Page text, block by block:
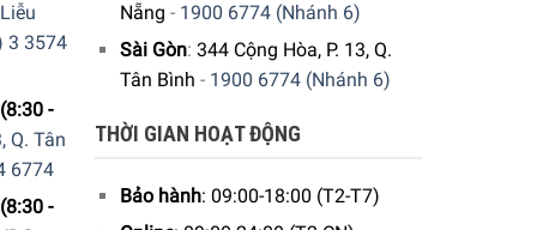
bạn có quyền tự do lựa chọn. Vì cảm ứng
3 3574
-
Q. Tân
6774
-
Nẵng - 1900 6774 (Nhánh 6)
Sài Gòn: 344 Cộng Hòa, P. 13, Q.
Tân Bình - 1900 6774 (Nhánh 6)
THỜI GIAN HOẠT ĐỘNG
Bảo hành: 09:00-18:00 (T2-T7)